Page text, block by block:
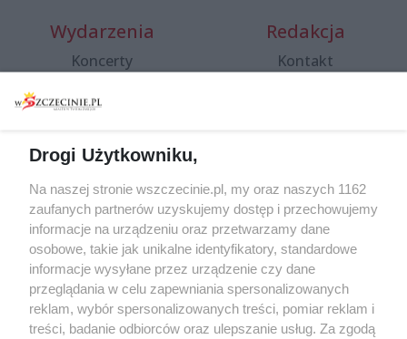
Wydarzenia
Koncerty
Spacery i oprowadzania
targi
Wernisaże
Więcej
Redakcja
Kontakt
Specjalny koncert z okazji
20. urodzin portalu
wSzczecinie.pl
Regulamin konkursów
śniadaniówka "Hej
Szczecin! Jest piątek!"
Drogi Użytkowniku,
Na naszej stronie wszczecinie.pl, my oraz naszych 1162
zaufanych partnerów uzyskujemy dostęp i przechowujemy
informacje na urządzeniu oraz przetwarzamy dane
osobowe, takie jak unikalne identyfikatory, standardowe
informacje wysyłane przez urządzenie czy dane
przeglądania w celu zapewniania spersonalizowanych
reklam, wybór spersonalizowanych treści, pomiar reklam i
treści, badanie odbiorców oraz ulepszanie usług. Za zgodą